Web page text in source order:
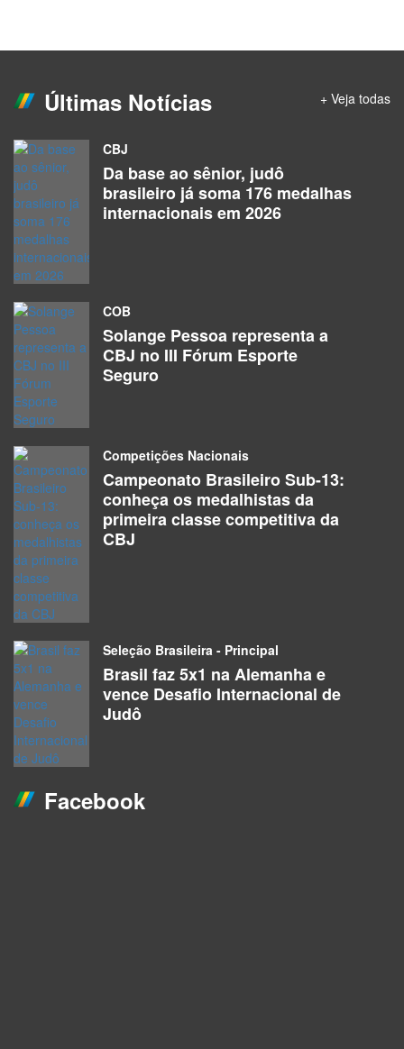
Últimas Notícias + Veja todas
CBJ
Da base ao sênior, judô
brasileiro já soma 176 medalhas
internacionais em 2026
COB
Solange Pessoa representa a
CBJ no III Fórum Esporte
Seguro
Competições Nacionais
Campeonato Brasileiro Sub-13:
conheça os medalhistas da
primeira classe competitiva da
CBJ
Seleção Brasileira - Principal
Brasil faz 5x1 na Alemanha e
vence Desafio Internacional de
Judô
Facebook